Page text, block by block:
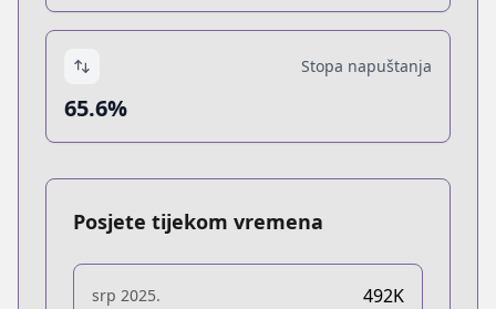
Stopa napuštanja
65.6%
Posjete tijekom vremena
srp 2025. 492K